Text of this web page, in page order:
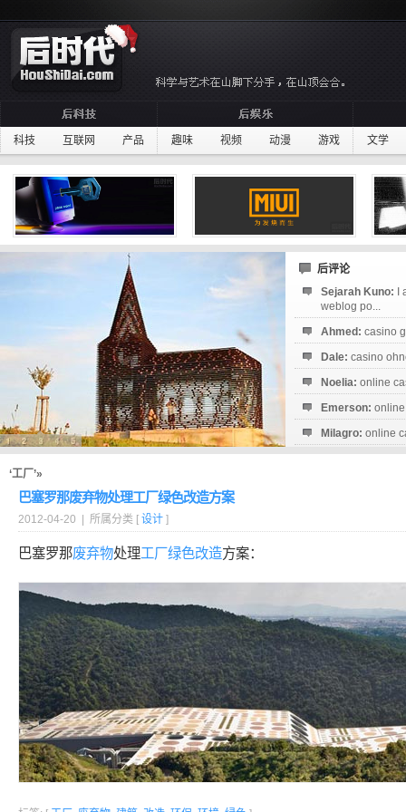
科技 互联网 产品 趣味 视频 动漫 游戏 文学
后评论
Sejarah Kuno:
weblog po...
Ahmed: casino
Dale: casino
Noelia: online
Emerson:
Milagro: online
‘工厂’»
巴塞罗那废弃物处理工厂绿色改造方案
2012-04-20 | 所属分类 [ 设计 ]
巴塞罗那废弃物处理工厂绿色改造方案：